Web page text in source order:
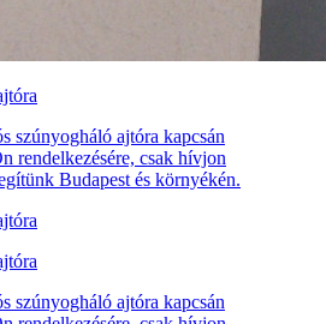
szúnyogháló ajtóra kapcsán
rendelkezésére, csak hívjon
Budapest és környékén.
szúnyogháló ajtóra kapcsán